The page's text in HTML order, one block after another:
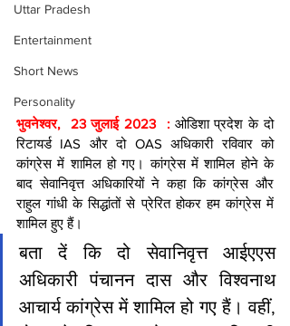
Uttar Pradesh
Entertainment
Short News
Personality
भुवनेश्वर,  23 जुलाई 2023  : ओडिशा प्रदेश के दो
रिटायर्ड IAS और दो OAS अधिकारी रविवार को
कांग्रेस में शामिल हो गए। कांग्रेस में शामिल होने के
बाद सेवानिवृत्त अधिकारियों ने कहा कि कांग्रेस और
राहुल गांधी के सिद्धांतों से प्रेरित होकर हम कांग्रेस में
शामिल हुए हैं।
बता दें कि दो सेवानिवृत्त आईएएस
अधिकारी पंचानन दास और विश्वनाथ
आचार्य कांग्रेस में शामिल हो गए हैं। वहीं,